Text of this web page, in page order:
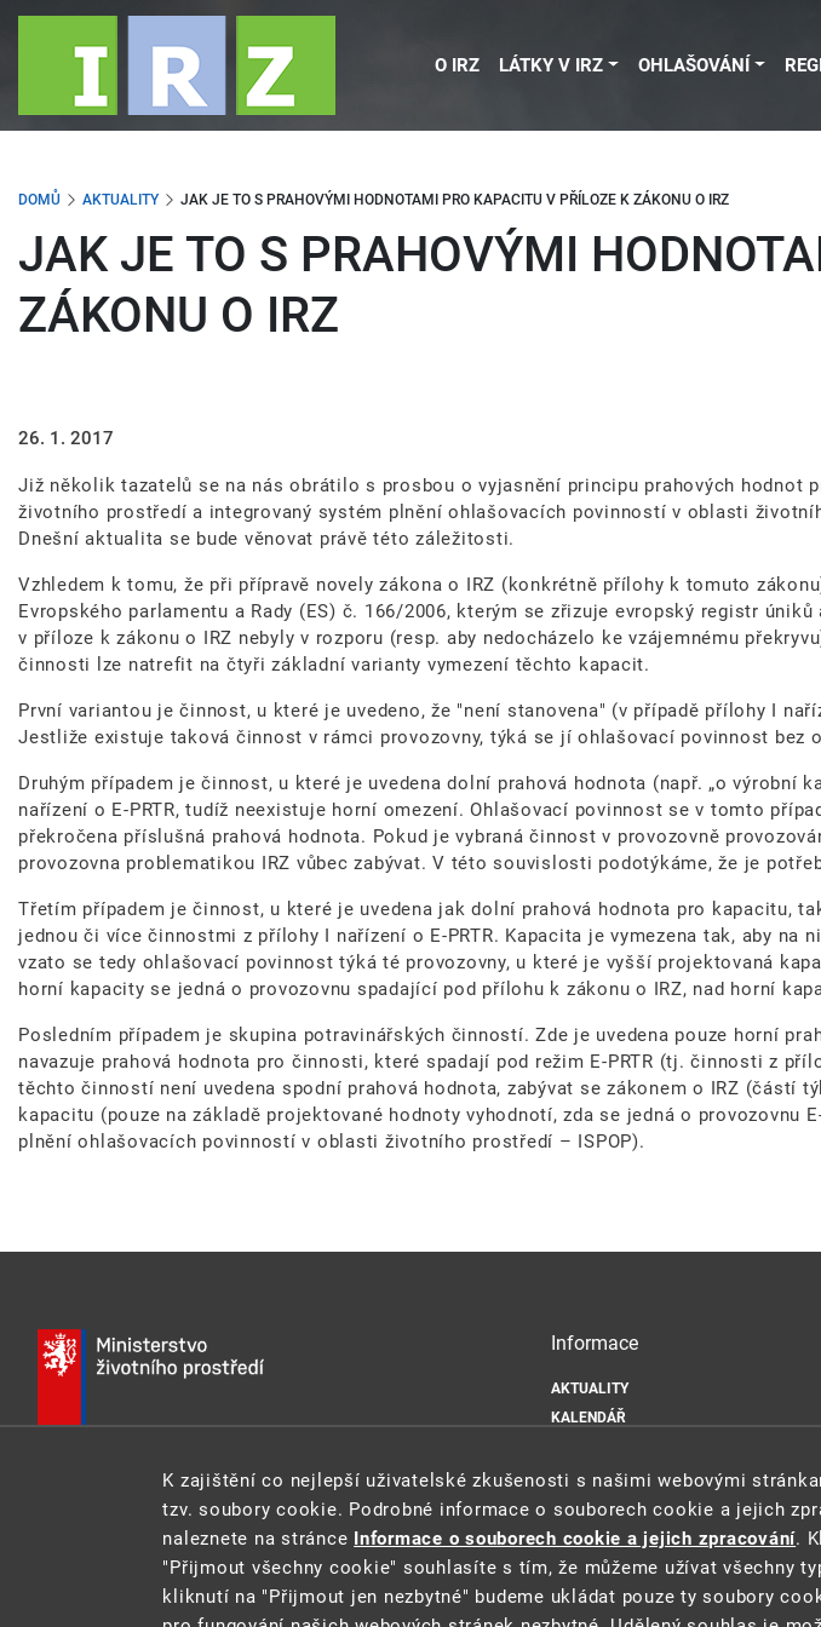
Přejít
O IRZ LÁTKY V IRZ OHLAŠOVÁNÍ
DOMŮ AKTUALITY JAK JE TO S PRAHOVÝMI HODNOTAMI PRO KAPACITU V PŘÍLOZE K ZÁKONU O IRZ
JAK JE TO S PRAHOVÝMI
ZÁKONU O IRZ
26. 1. 2017
Již několik tazatelů se na nás obrátilo s prosbou o vyjasnění principu prahových
životního prostředí a integrovaný systém plnění ohlašovacích povinností v oblasti
Dnešní aktualita se bude věnovat právě této záležitosti.
Vzhledem k tomu, že při přípravě novely zákona o IRZ (konkrétně přílohy k tomuto
Evropského parlamentu a Rady (ES) č. 166/2006, kterým se zřizuje evropský registr
v příloze k zákonu o IRZ nebyly v rozporu (resp. aby nedocházelo ke vzájemnému
činnosti lze natrefit na čtyři základní varianty vymezení těchto kapacit.
První variantou je činnost, u které je uvedeno, že "není stanovena" (v případě přílohy I
Jestliže existuje taková činnost v rámci provozovny, týká se jí ohlašovací povinnost bez
Druhým případem je činnost, u které je uvedena dolní prahová hodnota (např. „o
nařízení o E-PRTR, tudíž neexistuje horní omezení. Ohlašovací povinnost se v tomto
překročena příslušná prahová hodnota. Pokud je vybraná činnost v provozovně
provozovna problematikou IRZ vůbec zabývat. V této souvislosti podotýkáme, že je
Třetím případem je činnost, u které je uvedena jak dolní prahová hodnota pro kapacitu,
jednou či více činnostmi z přílohy I nařízení o E-PRTR. Kapacita je vymezena tak, aby
vzato se tedy ohlašovací povinnost týká té provozovny, u které je vyšší projektovaná
horní kapacity se jedná o provozovnu spadající pod přílohu k zákonu o IRZ, nad horní
Posledním případem je skupina potravinářských činností. Zde je uvedena pouze horní
navazuje prahová hodnota pro činnosti, které spadají pod režim E-PRTR (tj. činnosti z
těchto činností není uvedena spodní prahová hodnota, zabývat se zákonem o IRZ
kapacitu (pouze na základě projektované hodnoty vyhodnotí, zda se jedná o
plnění ohlašovacích povinností v oblasti životního prostředí – ISPOP).
INFO@MZP.GOV.CZ WEB: MZP.GOV.CZ
Informace
AKTUALITY
KALENDÁŘ
MAPA WEBU
OCHRANA OSOBNÍCH ÚDAJŮ
ZÁSADY POUŽÍVÁNÍ SOUBORŮ COOKIE
K zajištění co nejlepší uživatelské zkušenosti s našimi webovými
tzv. soubory cookie. Podrobné informace o souborech cookie a jejich
naleznete na stránce Informace o souborech cookie a jejich zpracování.
"Přijmout všechny cookie" souhlasíte s tím, že můžeme užívat všechny
kliknutí na "Přijmout jen nezbytné" budeme ukládat pouze ty soubory